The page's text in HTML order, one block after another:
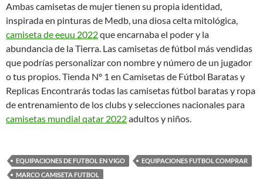
Ambas camisetas de mujer tienen su propia identidad,
inspirada en pinturas de Medb, una diosa celta mitológica,
camiseta de eeuu 2022que encarnaba el poder y la
abundancia de la Tierra. Las camisetas de fútbol más vendidas
que podrías personalizar con nombre y número de un jugador
o tus propios. Tienda Nº 1 en Camisetas de Fútbol Baratas y
Replicas Encontrarás todas las camisetas fútbol baratas y ropa
de entrenamiento de los clubs y selecciones nacionales para
camisetas mundial qatar 2022adultos y niños.
EQUIPACIONES DE FUTBOL EN VIGO
EQUIPACIONES FUTBOL COMPRAR
MARCO CAMISETA FUTBOL